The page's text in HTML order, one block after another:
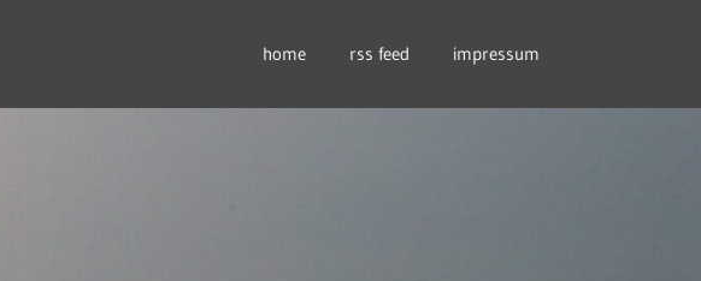
home rss feed impressum